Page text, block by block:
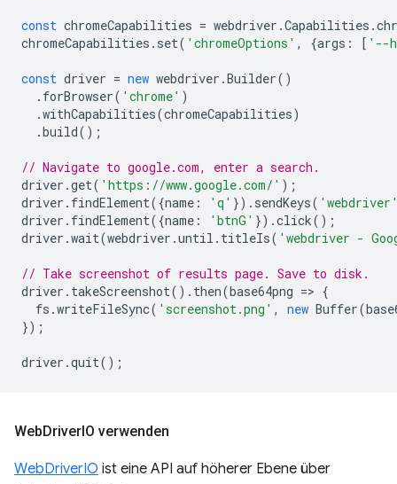
const chromeCapabilities = webdriver .Capabilities .
chromeCapabilities . set( 'chromeOptions' , {args : [ '--
const driver = new webdriver .Builder()
. forBrowser( 'chrome' )
.withCapabilities(chromeCapabilities)
.build();
// Navigate to google.com, enter a search.
driver .get( 'https://www.google.com/' );
driver . findElement({name : 'q' }). sendKeys(
driver . findElement({name : 'btnG' }).click();
driver .wait(webdriver .until . titleIs( 'webdriver -
// Take screenshot of results page. Save to disk.
driver . takeScreenshot(). then(base64png => {
fs .writeFileSync( 'screenshot.png' , new Buffer(
});
driver .quit();
WebDriverIO verwenden
WebDriverIO ist eine API auf höherer Ebene über